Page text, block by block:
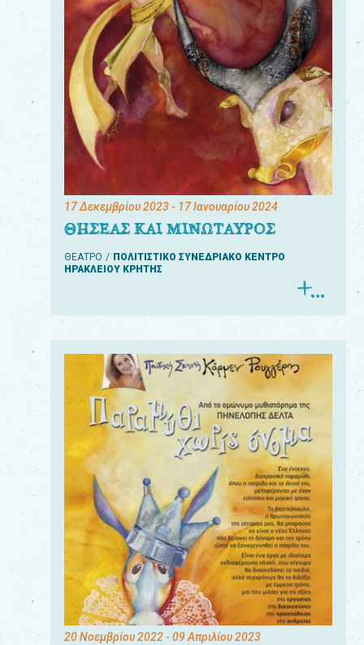
17 Δεκεμβρίου 2023- 17 Ιανουαρίου 2024
ΘΗΣΕΑΣ ΚΑΙ ΜΙΝΩΤΑΥΡΟΣ
ΘΕΑΤΡΟ
ΠΟΛΙΤΙΣΤΙΚΟ ΣΥΝΕΔΡΙΑΚΟ ΚΕΝΤΡΟ
ΗΡΑΚΛΕΙΟΥ ΚΡΗΤΗΣ
20 Νοεμβρίου 2022- 09 Απριλίου 2023